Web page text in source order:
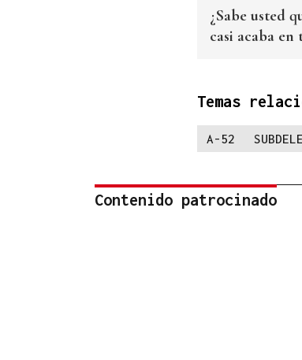
¿Sabe usted
casi acaba en
Temas
A-52
Contenido patrocinado